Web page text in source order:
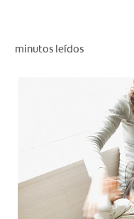
minutos leídos